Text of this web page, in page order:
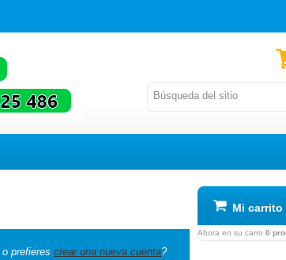
o prefieres crear una nueva cuenta?
Mi carrito
Ahora en su carro 0